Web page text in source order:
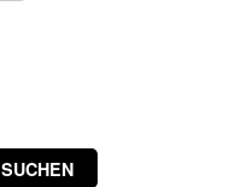
SUCHEN